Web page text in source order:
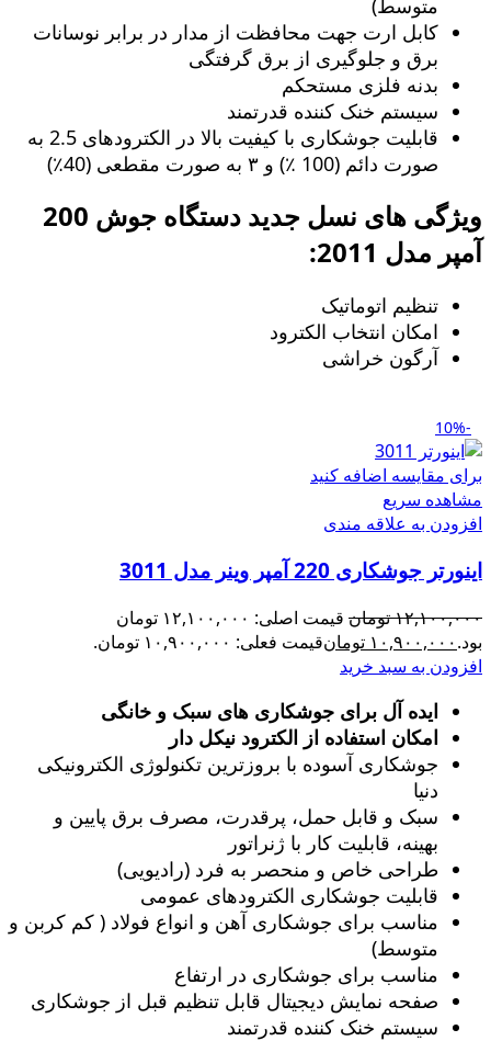
کابل ارت جهت محافظت از مدار در برابر نوسانات
برق و جلوگیری از برق گرفتگی
بدنه فلزی مستحکم
سیستم خنک کننده قدرتمند
قابلیت جوشکاری با کیفیت بالا در الکترودهای 2.5 به
صورت دائم (100 ٪) و ۳ به صورت مقطعی (40٪)
ویژگی های نسل جدید دستگاه جوش 200
آمپر مدل 2011:
تنظیم اتوماتیک
امکان انتخاب الکترود
آرگون خراشی
-10%
برای مقایسه اضافه کنید
مشاهده سریع
افزودن به علاقه مندی
اینورتر جوشکاری 220 آمپر وینر مدل 3011
۱۲,۱۰۰,۰۰۰تومان
قیمت اصلی: ۱۲,۱۰۰,۰۰۰ تومان
بود.۱۰,۹۰۰,۰۰۰ تومانقیمت فعلی: ۱۰,۹۰۰,۰۰۰ تومان.
افزودن به سبد خرید
ایده آل برای جوشکاری های سبک و خانگی
امکان استفاده از الکترود نیکل دار
جوشکاری آسوده با بروزترین تکنولوژی الکترونیکی
دنیا
سبک و قابل حمل، پرقدرت، مصرف برق پایین و
بهینه، قابلیت کار با ژنراتور
طراحی خاص و منحصر به فرد (رادیویی)
قابلیت جوشکاری الکترودهای عمومی
مناسب برای جوشکاری آهن و انواع فولاد ( کم کربن و
متوسط)
مناسب برای جوشکاری در ارتفاع
صفحه نمایش دیجیتال قابل تنظیم قبل از جوشکاری
سیستم خنک کننده قدرتمند